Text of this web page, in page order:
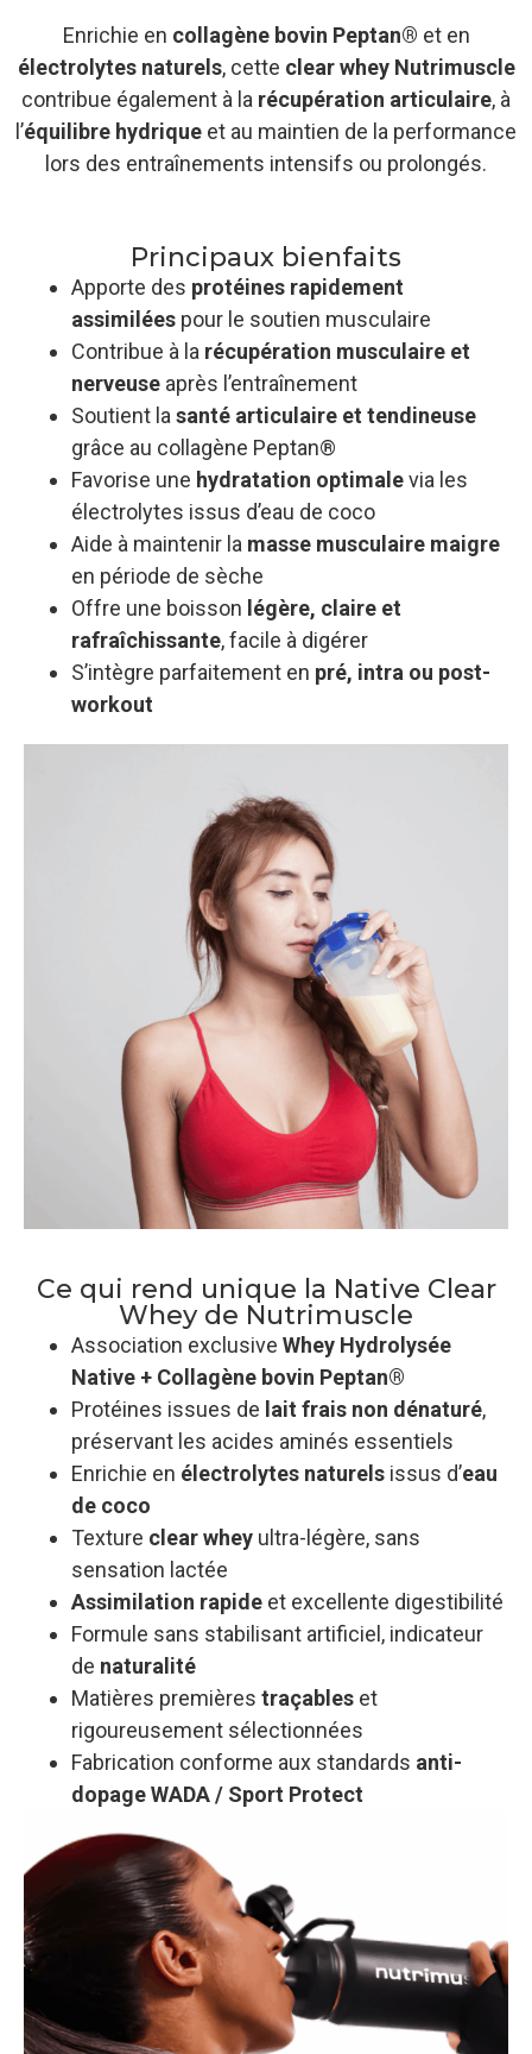
Enrichie en collagène bovin Peptan® et en
électrolytes naturels, cette clear whey Nutrimuscle
contribue également à la récupération articulaire, à
l’équilibre hydrique et au maintien de la performance
lors des entraînements intensifs ou prolongés.
Principaux bienfaits
Apporte des protéines rapidement
assimilées pour le soutien musculaire
Contribue à la récupération musculaire et
nerveuse après l’entraînement
Soutient la santé articulaire et tendineuse
grâce au collagène Peptan®
Favorise une hydratation optimalevia les
électrolytes issus d’eau de coco
Aide à maintenir la masse musculaire maigre
en période de sèche
Offre une boisson légère, claire et
rafraîchissante, facile à digérer
S’intègre parfaitement en pré, intra ou post-
workout
Ce qui rend unique la Native Clear
Whey de Nutrimuscle
Association exclusive Whey Hydrolysée
Native + Collagène bovin Peptan®
Protéines issues de lait frais non dénaturé,
préservant les acides aminés essentiels
Enrichie en électrolytes naturels issus d’eau
de coco
Texture clear whey ultra-légère, sans
sensation lactée
Assimilation rapide et excellente digestibilité
Formule sans stabilisant artificiel, indicateur
de naturalité
Matières premières traçables et
rigoureusement sélectionnées
Fabrication conforme aux standards anti-
dopage WADA / Sport Protect